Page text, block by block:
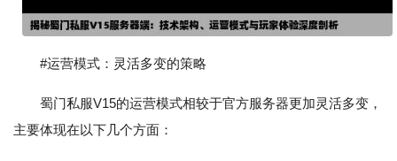
#运营模式：灵活多变的策略
蜀门私服V15的运营模式相较于官方服务器更加灵活多变，
主要体现在以下几个方面：